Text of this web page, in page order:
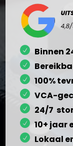
Binnen
100%
VCA-
24/7
10+ jaar
Lokaal